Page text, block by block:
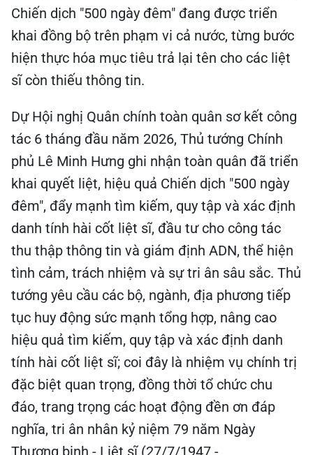
Chiến dịch "500 ngày đêm" đang được triển
khai đồng bộ trên phạm vi cả nước, từng bước
hiện thực hóa mục tiêu trả lại tên cho các liệt
sĩ còn thiếu thông tin.
Dự Hội nghị Quân chính toàn quân sơ kết công
tác 6 tháng đầu năm 2026, Thủ tướng Chính
phủ Lê Minh Hưng ghi nhận toàn quân đã triển
khai quyết liệt, hiệu quả Chiến dịch "500 ngày
đêm", đẩy mạnh tìm kiếm, quy tập và xác định
danh tính hài cốt liệt sĩ, đầu tư cho công tác
thu thập thông tin và giám định ADN, thể hiện
tình cảm, trách nhiệm và sự tri ân sâu sắc. Thủ
tướng yêu cầu các bộ, ngành, địa phương tiếp
tục huy động sức mạnh tổng hợp, nâng cao
hiệu quả tìm kiếm, quy tập và xác định danh
tính hài cốt liệt sĩ; coi đây là nhiệm vụ chính trị
đặc biệt quan trọng, đồng thời tổ chức chu
đáo, trang trọng các hoạt động đền ơn đáp
nghĩa, tri ân nhân kỷ niệm 79 năm Ngày
Thương binh - Liệt sĩ (27/7/1947 -